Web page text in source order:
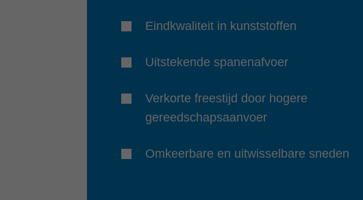
Eindkwaliteit in kunststoffen
Uitstekende spanenafvoer
Verkorte freestijd door hogere
gereedschapsaanvoer
Omkeerbare en uitwisselbare sneden